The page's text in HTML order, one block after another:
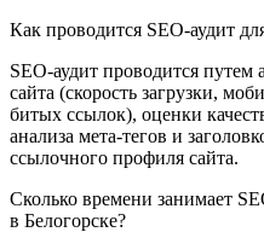
Как проводится SEO-аудит
SEO-аудит проводится путем
сайта (скорость загрузки,
битых ссылок), оценки
анализа мета-тегов и
ссылочного профиля сайта.
Сколько времени занимает
в Белогорске?